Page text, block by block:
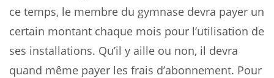
ce temps, le membre du gymnase devra payer un
certain montant chaque mois pour l’utilisation de
ses installations. Qu’il y aille ou non, il devra
quand même payer les frais d’abonnement. Pour